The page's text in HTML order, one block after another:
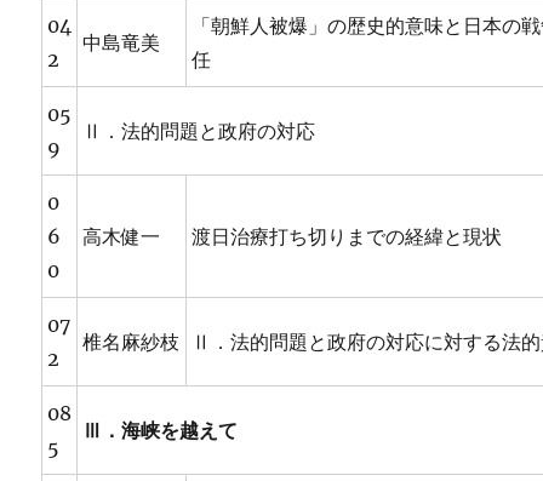
04
2
中島竜美
「朝鮮人被爆」の歴史的意味と日本の
任
05
9
Ⅱ．法的問題と政府の対応
0
6
0
高木健一 渡日治療打ち切りまでの経緯と現状
07
2
椎名麻紗枝 Ⅱ．法的問題と政府の対応に対する法
08
5
Ⅲ．海峡を越えて